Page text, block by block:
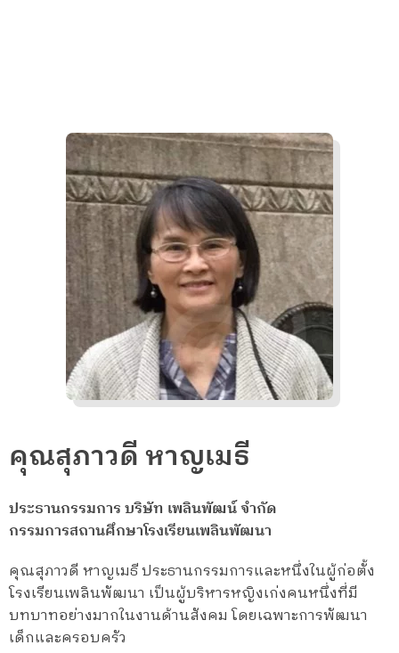
คุณสุภาวดี หาญเมธี
ประธานกรรมการ บริษัท เพลินพัฒน์ จำกัด
กรรมการสถานศึกษาโรงเรียนเพลินพัฒนา
คุณสุภาวดี หาญเมธี ประธานกรรมการและหนึ่งในผู้ก่อตั้ง
โรงเรียนเพลินพัฒนา เป็นผู้บริหารหญิงเก่งคนหนึ่งที่มี
บทบาทอย่างมากในงานด้านสังคม โดยเฉพาะการพัฒนา
เด็กและครอบครัว